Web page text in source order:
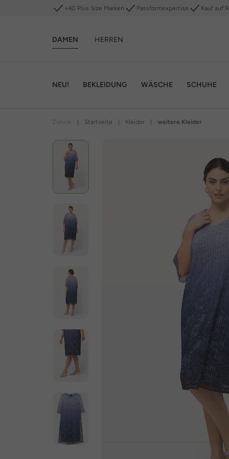
+40 Plus Size Marken Passformexpertise Kauf auf
DAMEN HERREN
NEU! BEKLEIDUNG WÄSCHE SCHUHE
Startseite Kleider weitere Kleider